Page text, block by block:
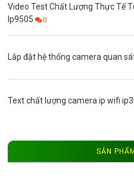
Video Test Chất Lượng Thực Tế
Ip9505
0
Lắp đặt hệ thống camera quan
Text chất lượng camera ip wifi
SẢN